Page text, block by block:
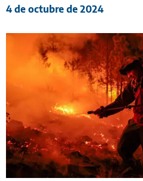
4 de octubre de 2024